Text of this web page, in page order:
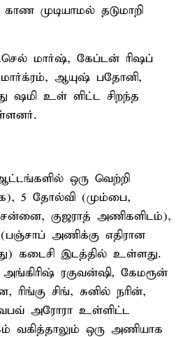
முடியாமல் தடுமாறி
மார்ஷ், கேப்டன் ரிஷப்
மார்க்ரம், ஆயுஷ் பதோனி,
ஷமி உள் ளிட்ட சிறந்த
ஒரு வெற்றி
5 தோல்வி (மும்பை,
குஜராத் அணிகளிடம்),
(பஞ்சாப் அணிக்கு எதிரான
கடைசி இடத்தில் உள்ளது.
ரகுவன்ஷி, கேமரூன்
சிங், சுனில் நரின்,
அரோரா உள்ளிட்ட
வகித்தாலும் ஒரு அணியாக